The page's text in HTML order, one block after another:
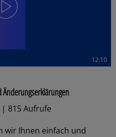
12:10
| 815 Aufrufe
wir Ihnen einfach und